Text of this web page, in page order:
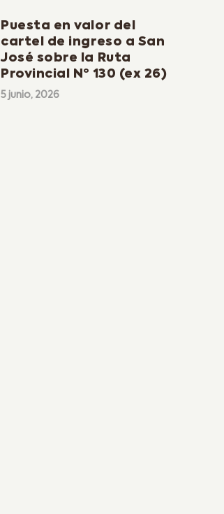
Puesta en valor del
cartel de ingreso a San
José sobre la Ruta
Provincial Nº 130 (ex 26)
5 junio, 2026